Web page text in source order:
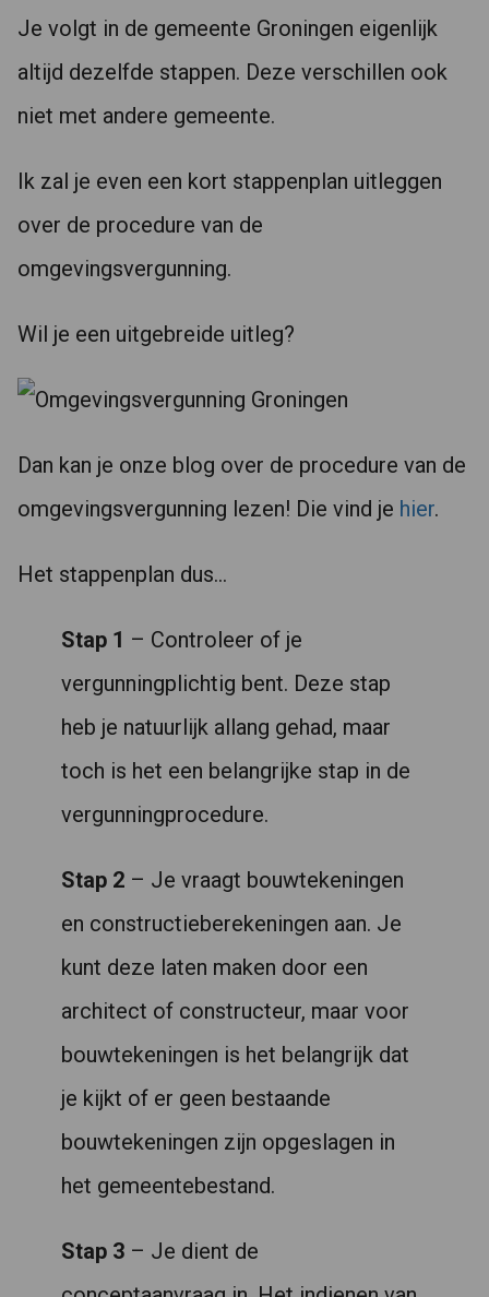
Je volgt in de gemeente Groningen eigenlijk
altijd dezelfde stappen. Deze verschillen ook
niet met andere gemeente.
Ik zal je even een kort stappenplan uitleggen
over de procedure van de
omgevingsvergunning.
Wil je een uitgebreide uitleg?
Dan kan je onze blog over de procedure van de
omgevingsvergunning lezen! Die vind je hier.
Het stappenplan dus…
Stap 1 – Controleer of je
vergunningplichtig bent. Deze stap
heb je natuurlijk allang gehad, maar
toch is het een belangrijke stap in de
vergunningprocedure.
Stap 2 – Je vraagt bouwtekeningen
en constructieberekeningen aan. Je
kunt deze laten maken door een
architect of constructeur, maar voor
bouwtekeningen is het belangrijk dat
je kijkt of er geen bestaande
bouwtekeningen zijn opgeslagen in
het gemeentebestand.
Stap 3 – Je dient de